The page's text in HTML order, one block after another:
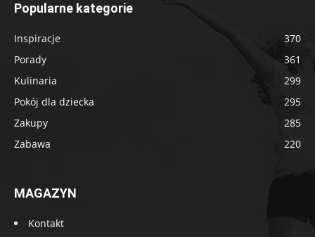
Popularne kategorie
Inspiracje
370
Porady
361
Kulinaria
299
Pokój dla dziecka
295
Zakupy
285
Zabawa
220
MAGAZYN
Kontakt